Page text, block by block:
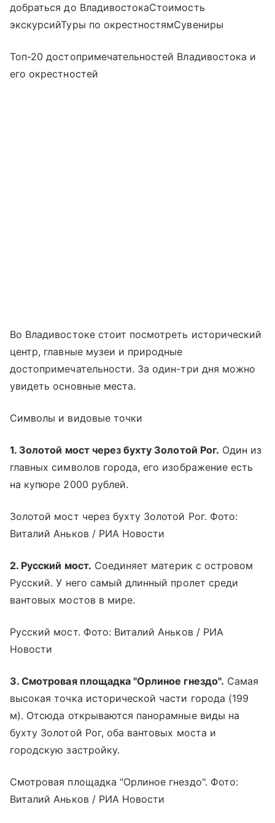
добраться до ВладивостокаСтоимость
экскурсийТуры по окрестностямСувениры
Топ-20 достопримечательностей Владивостока и
его окрестностей
Во Владивостоке стоит посмотреть исторический
центр, главные музеи и природные
достопримечательности. За один-три дня можно
увидеть основные места.
Символы и видовые точки
1. Золотой мост через бухту Золотой Рог. Один из
главных символов города, его изображение есть
на купюре 2000 рублей.
Золотой мост через бухту Золотой Рог. Фото:
Виталий Аньков / РИА Новости
2. Русский мост. Соединяет материк с островом
Русский. У него самый длинный пролет среди
вантовых мостов в мире.
Русский мост. Фото: Виталий Аньков / РИА
Новости
3. Смотровая площадка "Орлиное гнездо". Самая
высокая точка исторической части города (199
м). Отсюда открываются панорамные виды на
бухту Золотой Рог, оба вантовых моста и
городскую застройку.
Смотровая площадка "Орлиное гнездо". Фото:
Виталий Аньков / РИА Новости